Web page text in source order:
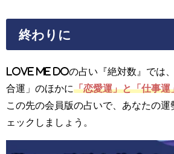
終わりに
Love Me Doの占い『絶対数』では
合運」のほかに「恋愛運」と「仕事運
この先の会員版の占いで、あなたの
ェックしましょう。